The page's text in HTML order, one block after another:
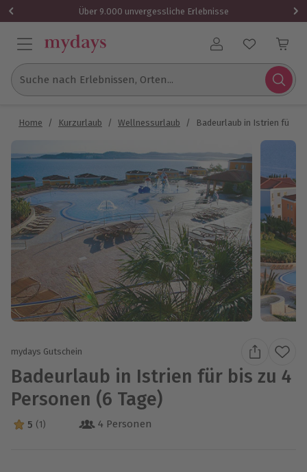
Über 9.000 unvergessliche Erlebnisse
Benutzerkonto
Suche nach Erlebnissen, Orten...
Home / Kurzurlaub / Wellnessurlaub / Badeurlaub in Istrien für
mydays Gutschein
Badeurlaub in Istrien für bis zu 4
Personen (6 Tage)
5 Sterne von 5 aus 1 Bewertungen
5 (1) 4 Personen